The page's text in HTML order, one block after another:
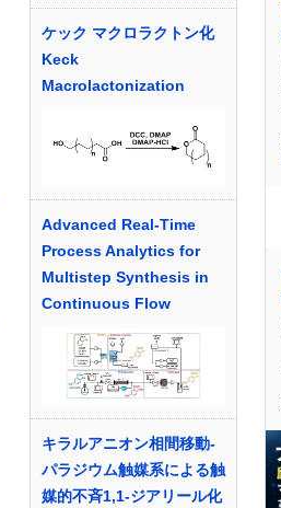
ケック マクロラクトン化
Keck
Macrolactonization
Advanced Real‐Time
Process Analytics for
Multistep Synthesis in
Continuous Flow
キラルアニオン相間移動-
パラジウム触媒系による触
媒的不斉1,1-ジアリール化